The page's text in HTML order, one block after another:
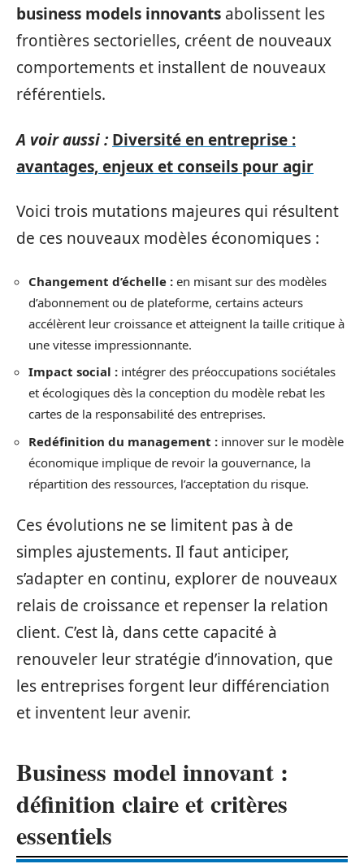
business models innovants abolissent les
frontières sectorielles, créent de nouveaux
comportements et installent de nouveaux
référentiels.
A voir aussi : Diversité en entreprise :
avantages, enjeux et conseils pour agir
Voici trois mutations majeures qui résultent
de ces nouveaux modèles économiques :
Changement d’échelle : en misant sur des modèles
d’abonnement ou de plateforme, certains acteurs
accélèrent leur croissance et atteignent la taille critique à
une vitesse impressionnante.
Impact social : intégrer des préoccupations sociétales
et écologiques dès la conception du modèle rebat les
cartes de la responsabilité des entreprises.
Redéfinition du management : innover sur le modèle
économique implique de revoir la gouvernance, la
répartition des ressources, l’acceptation du risque.
Ces évolutions ne se limitent pas à de
simples ajustements. Il faut anticiper,
s’adapter en continu, explorer de nouveaux
relais de croissance et repenser la relation
client. C’est là, dans cette capacité à
renouveler leur stratégie d’innovation, que
les entreprises forgent leur différenciation
et inventent leur avenir.
Business model innovant :
définition claire et critères
essentiels